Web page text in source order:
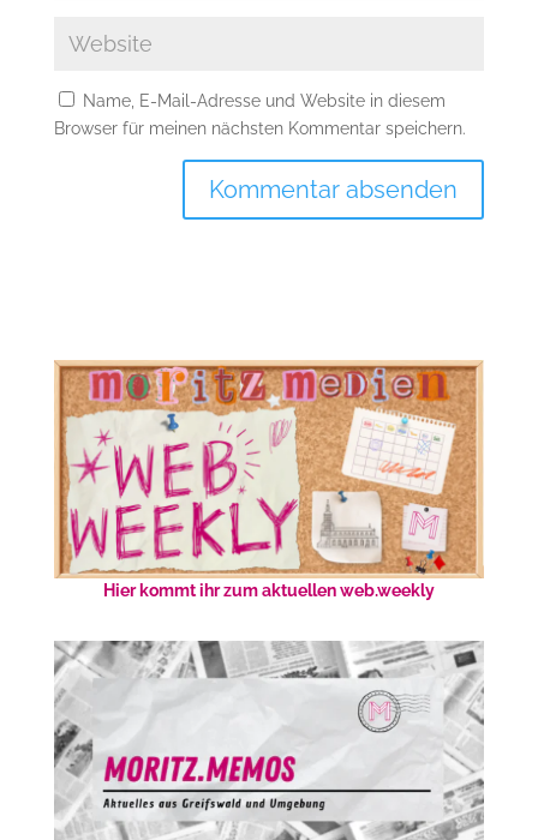
Name, E-Mail-Adresse und Website in diesem
Browser für meinen nächsten Kommentar speichern.
Hier kommt ihr zum aktuellen web.weekly